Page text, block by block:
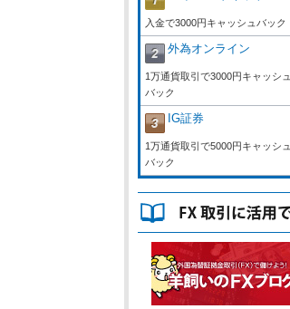
入金で3000円キャッシュバック
外為オンライン
1万通貨取引で3000円キャッシュ
バック
IG証券
1万通貨取引で5000円キャッシュ
バック